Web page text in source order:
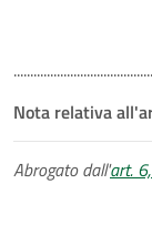
Nota relativa
Abrogato dall'art.